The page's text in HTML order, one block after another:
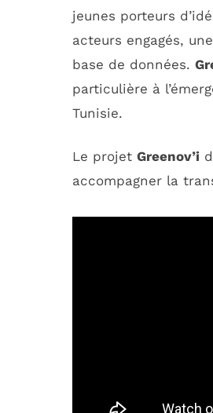
jeunes porteurs
acteurs engagés, une
base de données.
particulière à
Tunisie.
Le projet Greenov’i
accompagner la